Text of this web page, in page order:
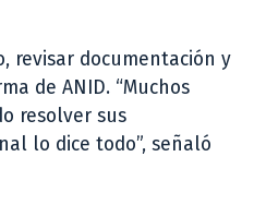
revisar documentación y
de ANID. “Muchos
resolver sus
lo dice todo”, señaló